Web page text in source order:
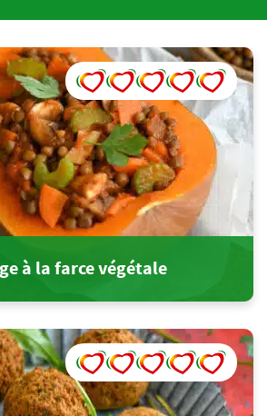
à la farce végétale